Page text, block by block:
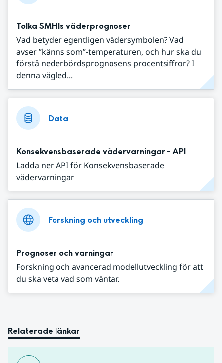
Tolka SMHIs väderprognoser
Vad betyder egentligen vädersymbolen? Vad
avser ”känns som”-temperaturen, och hur ska du
förstå nederbördsprognosens procentsiffror? I
denna vägled...
Data
Konsekvensbaserade vädervarningar - API
Ladda ner API för Konsekvensbaserade
vädervarningar
Forskning och utveckling
Prognoser och varningar
Forskning och avancerad modellutveckling för att
du ska veta vad som väntar.
Relaterade länkar